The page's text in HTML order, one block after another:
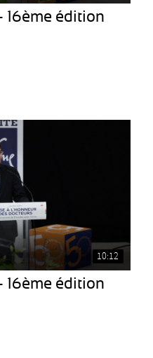
16ème édition
10:12
16ème édition